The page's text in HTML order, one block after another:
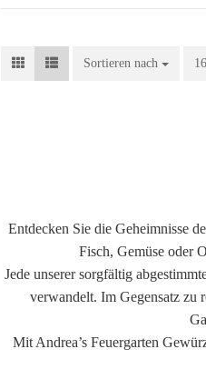
Sortieren nach
Sortieren nach
Entdecken Sie die Geheimnisse
Fisch, Gemüse oder
Jede unserer sorgfältig
verwandelt. Im Gegensatz zu
Mit Andrea’s Feuergarten